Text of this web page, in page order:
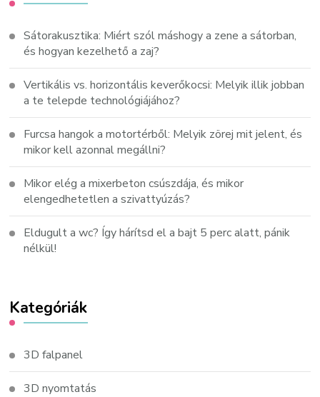
Sátorakusztika: Miért szól máshogy a zene a sátorban,
és hogyan kezelhető a zaj?
Vertikális vs. horizontális keverőkocsi: Melyik illik jobban
a te telepde technológiájához?
Furcsa hangok a motortérből: Melyik zörej mit jelent, és
mikor kell azonnal megállni?
Mikor elég a mixerbeton csúszdája, és mikor
elengedhetetlen a szivattyúzás?
Eldugult a wc? Így hárítsd el a bajt 5 perc alatt, pánik
nélkül!
Kategóriák
3D falpanel
3D nyomtatás